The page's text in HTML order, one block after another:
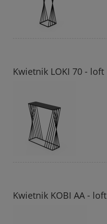
Kwietnik LOKI 70 - loft
Kwietnik KOBI AA - loft